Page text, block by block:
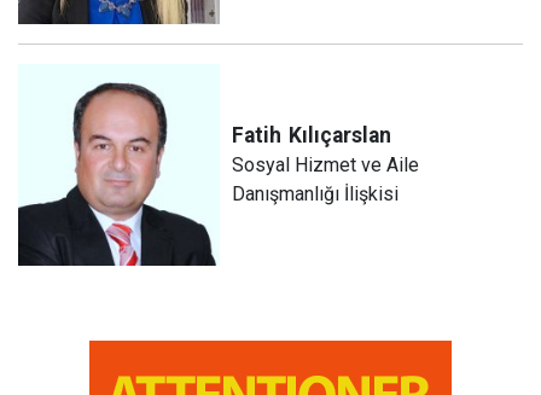
Fatih Kılıçarslan
Sosyal Hizmet ve Aile
Danışmanlığı İlişkisi